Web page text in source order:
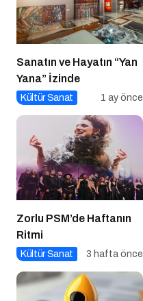
Sanatın ve Hayatın “Yan
Yana” İzinde
Kültür Sanat 1 ay önce
Zorlu PSM’de Haftanın
Ritmi
Kültür Sanat 3 hafta önce